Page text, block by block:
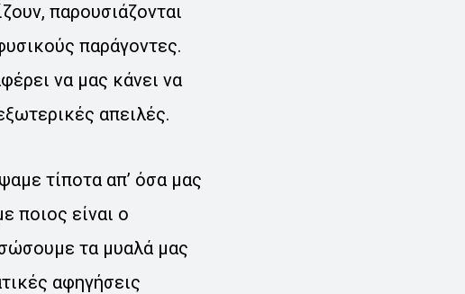
παρουσιάζονται
παράγοντες.
να μας κάνει να
απειλές.
τίποτα απ’ όσα μας
ποιος είναι ο
τα μυαλά μας
αφηγήσεις